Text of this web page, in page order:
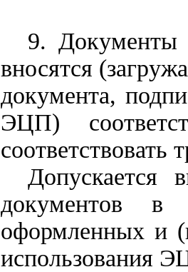
9. Документы
вносятся
документа,
ЭЦП)
соответствовать
Допускается
документов в
оформленных и
использования